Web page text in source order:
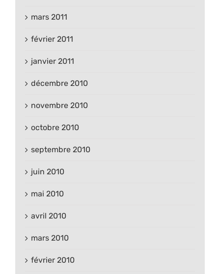
mars 2011
février 2011
janvier 2011
décembre 2010
novembre 2010
octobre 2010
septembre 2010
juin 2010
mai 2010
avril 2010
mars 2010
février 2010